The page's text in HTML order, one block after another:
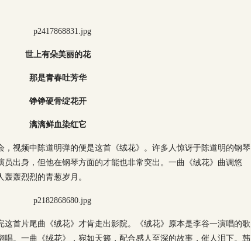
世上有朵美丽的花
那是青春吐芳华
铮铮硬骨绽花开
漓漓鲜血染红它
视频中陈道明弹的便是这首《绒花》。许多人惊讶于陈道明的钢琴
出身，但他在钢琴方面的才能也非常突出。一曲《绒花》曲调悠
轰烈烈的青葱岁月。
首片尾曲《绒花》才肯走出影院。《绒花》原本是李谷一演唱的歌
唱。一曲《绒花》，宛如天籁，配合感人至深的故事，催人泪下。韩